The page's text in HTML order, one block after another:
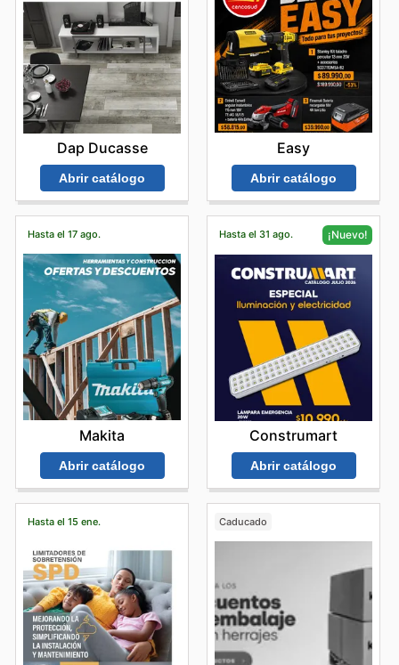
Dap Ducasse
Abrir catálogo
Easy
Abrir catálogo
Hasta el 17 ago.
Makita
Abrir catálogo
Hasta el 31 ago. ¡Nuevo!
Construmart
Abrir catálogo
Hasta el 15 ene. Caducado